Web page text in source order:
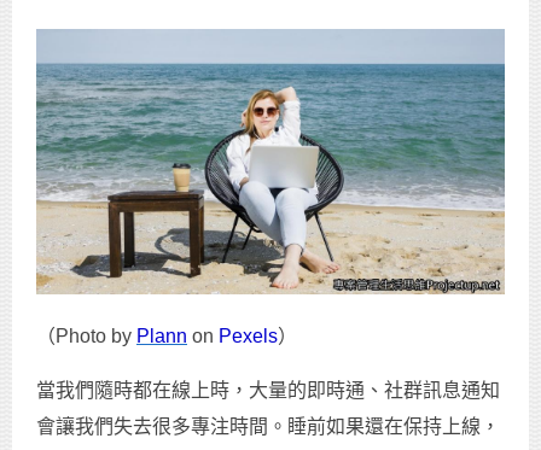
（Photo by Plann on Pexels）
當我們隨時都在線上時，大量的即時通、社群訊息通知
會讓我們失去很多專注時間。睡前如果還在保持上線，